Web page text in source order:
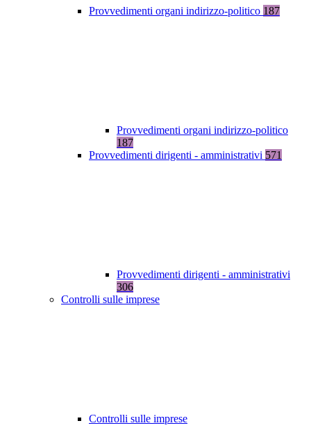
Provvedimenti organi indirizzo-politico 187
Provvedimenti organi indirizzo-politico
187
Provvedimenti dirigenti - amministrativi 571
Provvedimenti dirigenti - amministrativi
306
Controlli sulle imprese
Controlli sulle imprese